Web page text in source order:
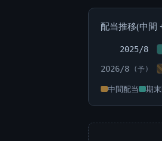
配当推移(中間
2025/8
2026/8
中間配当 期